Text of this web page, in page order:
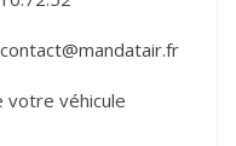
contact@mandatair.fr
votre véhicule